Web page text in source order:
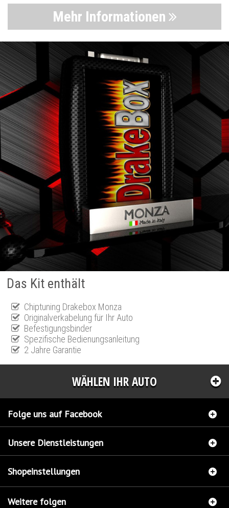
Mehr Informationen
Das Kit enthält
Chiptuning Drakebox Monza
Originalverkabelung für Ihr Auto
Befestigungsbinder
Spezifische Bedienungsanleitung
2 Jahre Garantie
WÄHLEN IHR AUTO
Folge uns auf Facebook
Unsere Dienstleistungen
Shopeinstellungen
Weitere folgen